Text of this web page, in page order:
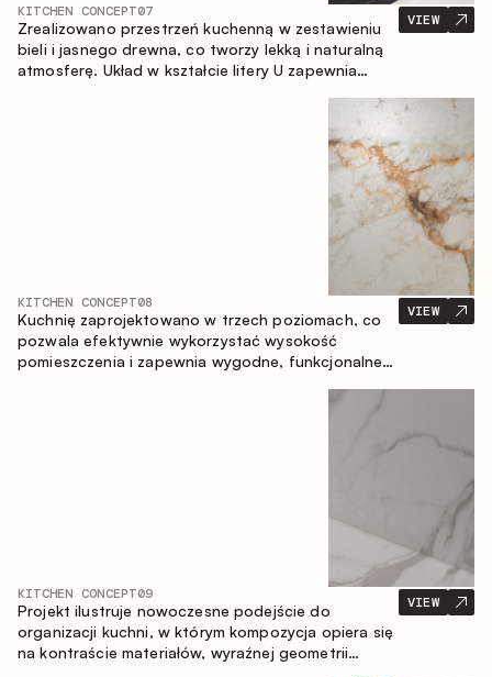
KITCHEN CONCEPT07
Zrealizowano przestrzeń kuchenną w zestawieniu
bieli i jasnego drewna, co tworzy lekką i naturalną
atmosferę. Układ w kształcie litery U zapewnia
użytkową, tworząc miejsce na szybkie śniadania i
VIEW
KITCHEN CONCEPT08
Kuchnię zaprojektowano w trzech poziomach, co
pozwala efektywnie wykorzystać wysokość
pomieszczenia i zapewnia wygodne, funkcjonalne
VIEW
KITCHEN CONCEPT09
Projekt ilustruje nowoczesne podejście do
organizacji kuchni, w którym kompozycja opiera się
na kontraście materiałów, wyraźnej geometrii
VIEW